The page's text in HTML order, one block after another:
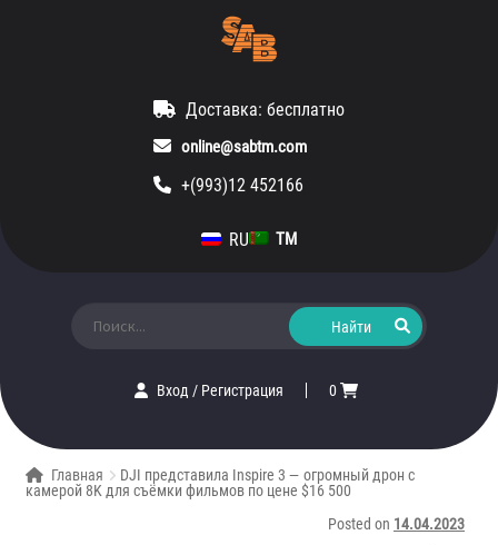
Доставка: бесплатно
online@sabtm.com
+(993)12 452166
RU TM
Вход/ Регистрация 0
Главная
DJI представила Inspire 3 — огромный дрон с
камерой 8K для съёмки фильмов по цене $16 500
Posted on 14.04.2023